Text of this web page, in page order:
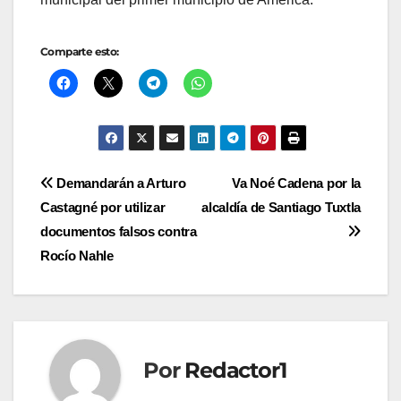
Comparte esto:
Navegación
de
entradas
Va Noé Cadena por la
alcaldía de Santiago Tuxtla
Demandarán a Arturo
Castagné por utilizar
documentos falsos contra
Rocío Nahle
Por Redactor1